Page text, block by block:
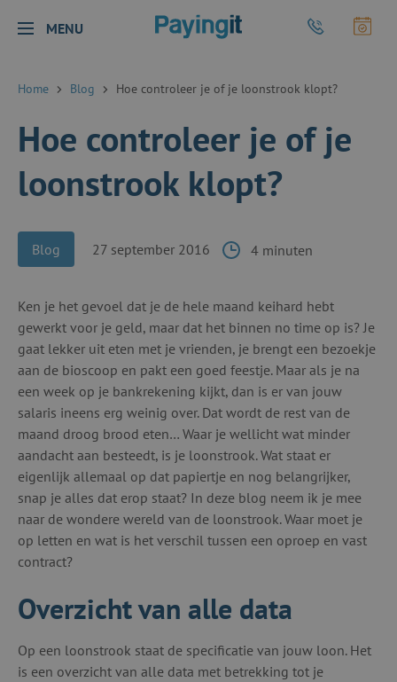
MENU Logo Payingit Bel Payingit
Home Blog Hoe controleer je of je loonstrook klopt?
Hoe controleer je of je
loonstrook klopt?
Blog 27 september 2016 4 minuten
Ken je het gevoel dat je de hele maand keihard hebt
gewerkt voor je geld, maar dat het binnen no time op is? Je
gaat lekker uit eten met je vrienden, je brengt een bezoekje
aan de bioscoop en pakt een goed feestje. Maar als je na
een week op je bankrekening kijkt, dan is er van jouw
salaris ineens erg weinig over. Dat wordt de rest van de
maand droog brood eten… Waar je wellicht wat minder
aandacht aan besteedt, is je loonstrook. Wat staat er
eigenlijk allemaal op dat papiertje en nog belangrijker,
snap je alles dat erop staat? In deze blog neem ik je mee
naar de wondere wereld van de loonstrook. Waar moet je
op letten en wat is het verschil tussen een oproep en vast
contract?
Overzicht van alle data
Op een loonstrook staat de specificatie van jouw loon. Het
is een overzicht van alle data met betrekking tot je